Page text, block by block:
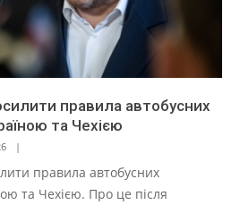
правила автобусних
та Чехією
правила автобусних
та Чехією. Про це після